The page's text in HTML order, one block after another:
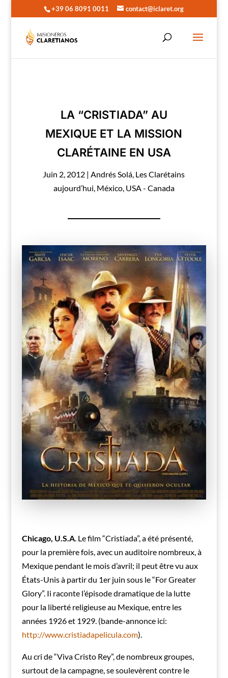
+39 06 8091 0011 contact@iclaret.org
LA “CRISTIADA” AU
MEXIQUE ET LA MISSION
CLARÉTAINE EN USA
Juin 2, 2012 |Andrés Solá, Les Clarétains
aujourd’hui, México, USA - Canada
Chicago, U.S.A. Le film “Cristiada”, a été présenté,
pour la première fois, avec un auditoire nombreux, à
Mexique pendant le mois d’avril; il peut être vu aux
États-Unis à partir du 1er juin sous le “For Greater
Glory”. Ii raconte l’épisode dramatique de la lutte
pour la liberté religieuse au Mexique, entre les
années 1926 et 1929. (bande-annonce ici:
http://www.cristiadapelicula.com).
Au cri de “Viva Cristo Rey”, de nombreux groupes,
surtout de la campagne, se soulevèrent contre le